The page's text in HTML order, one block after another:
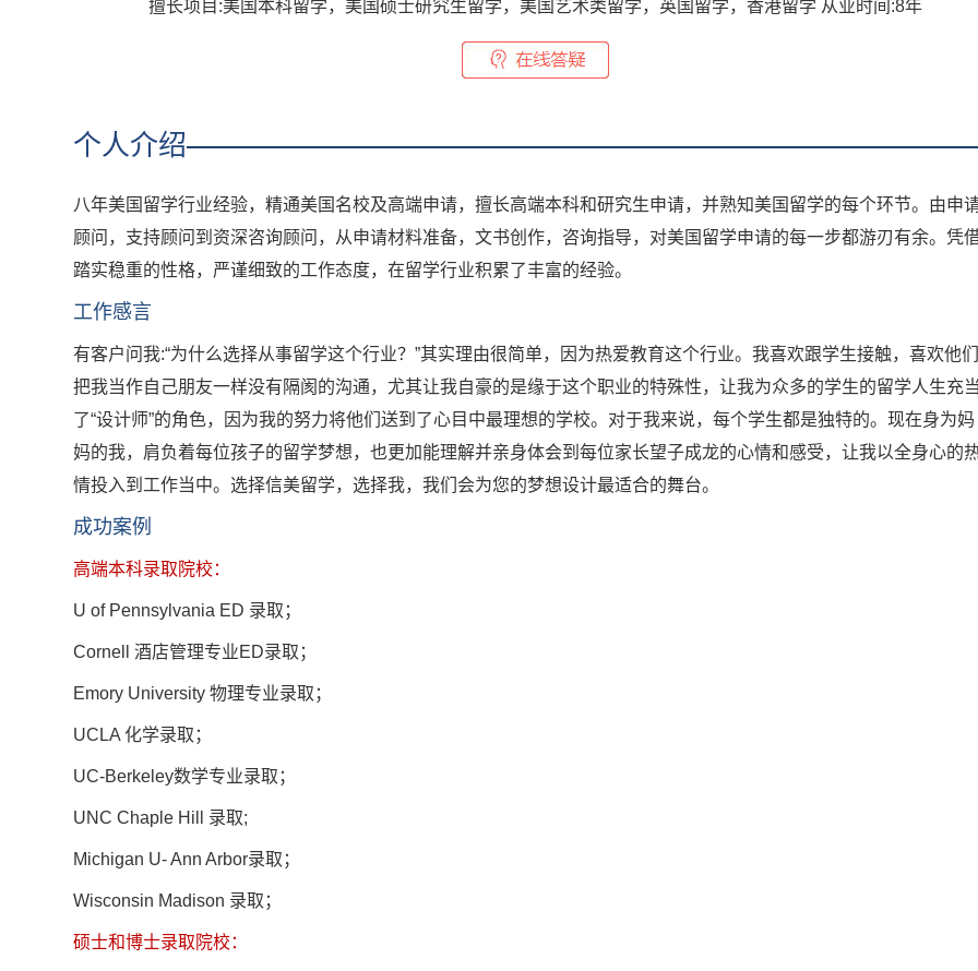
擅长项目:美国本科留学，美国硕士研究生留学，美国艺术类留学，英国留学，香港留学 从业时间:8年
个人介绍
八年美国留学行业经验，精通美国名校及高端申请，擅长高端本科和研究生申请，并熟知美国留学的每个环节。由申
顾问，支持顾问到资深咨询顾问，从申请材料准备，文书创作，咨询指导，对美国留学申请的每一步都游刃有余。凭
踏实稳重的性格，严谨细致的工作态度，在留学行业积累了丰富的经验。
工作感言
有客户问我:“为什么选择从事留学这个行业？”其实理由很简单，因为热爱教育这个行业。我喜欢跟学生接触，喜欢他们
把我当作自己朋友一样没有隔阂的沟通，尤其让我自豪的是缘于这个职业的特殊性，让我为众多的学生的留学人生充当
了“设计师”的角色，因为我的努力将他们送到了心目中最理想的学校。对于我来说，每个学生都是独特的。现在身为妈
妈的我，肩负着每位孩子的留学梦想，也更加能理解并亲身体会到每位家长望子成龙的心情和感受，让我以全身心的
情投入到工作当中。选择信美留学，选择我，我们会为您的梦想设计最适合的舞台。
成功案例
高端本科录取院校：
U of Pennsylvania ED 录取；
Cornell 酒店管理专业ED录取；
Emory University 物理专业录取；
UCLA 化学录取；
UC-Berkeley数学专业录取；
UNC Chaple Hill 录取;
Michigan U- Ann Arbor录取；
Wisconsin Madison 录取；
硕士和博士录取院校：